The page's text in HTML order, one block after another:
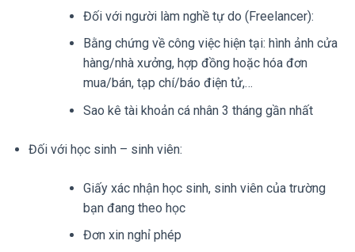
Đối với người làm nghề tự do (Freelancer):
Bằng chứng về công việc hiện tại: hình ảnh cửa
hàng/nhà xưởng, hợp đồng hoặc hóa đơn
mua/bán, tạp chí/báo điện tử,…
Sao kê tài khoản cá nhân 3 tháng gần nhất
Đối với học sinh – sinh viên:
Giấy xác nhận học sinh, sinh viên của trường
bạn đang theo học
Đơn xin nghỉ phép